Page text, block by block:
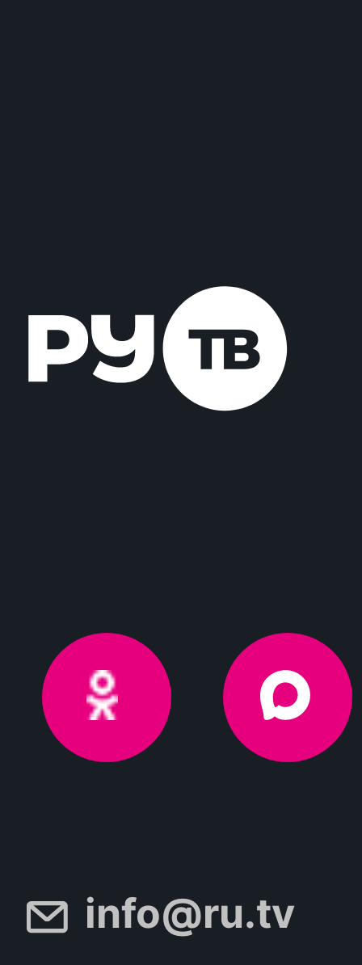
info@ru.tv